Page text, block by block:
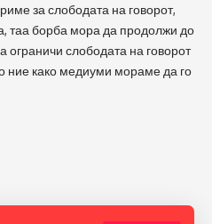
за слободата на говорот,
таа борба мора да продолжи до
ограничи слободата на говорот
ние како медиуми мораме да го